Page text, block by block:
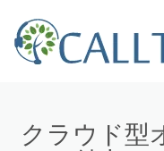
クラウド型